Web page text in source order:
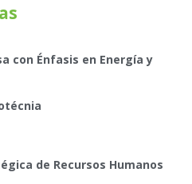
con Énfasis en Energía y
de Recursos Humanos